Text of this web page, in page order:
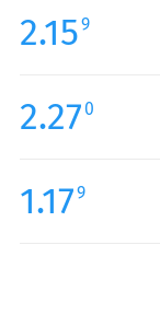
2.159
2.270
1.179